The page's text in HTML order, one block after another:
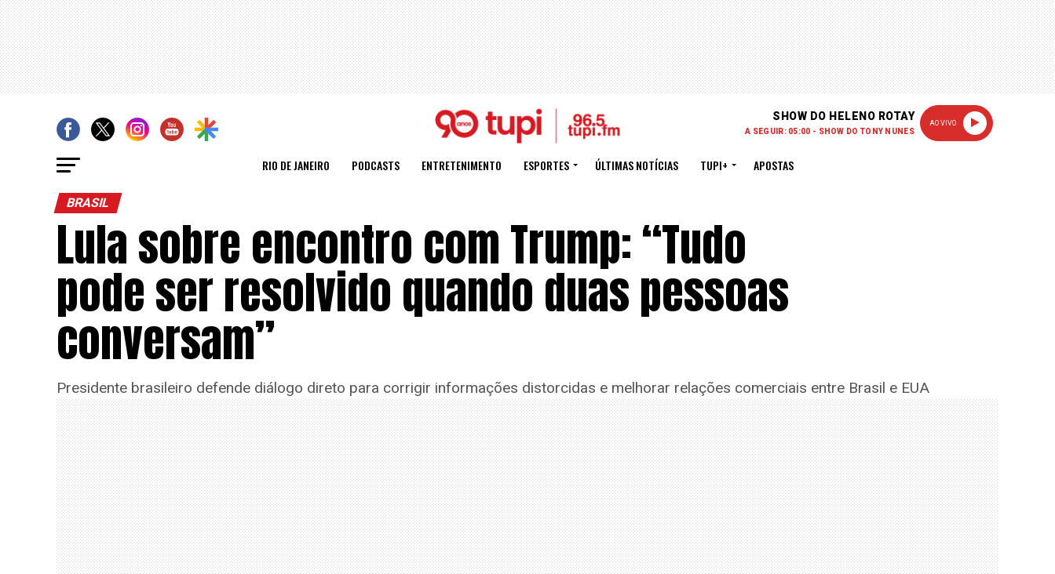
SHOW DO HELENO ROTAY
A SEGUIR: 05:00 - SHOW DO TONY NUNES
AO VIVO
RIO DE JANEIRO PODCASTS ENTRETENIMENTO ESPORTES ÚLTIMAS NOTÍCIAS TUPI+ APOSTAS
BRASIL
Lula sobre encontro com Trump: “Tudo
pode ser resolvido quando duas pessoas
conversam”
Presidente brasileiro defende diálogo direto para corrigir informações distorcidas e melhorar relações comerciais entre Brasil e EUA